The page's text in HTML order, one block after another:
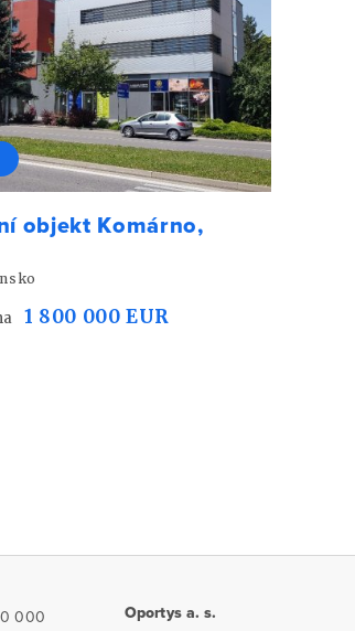
objekt Komárno,
1 800 000 EUR
000
Oportys a. s.